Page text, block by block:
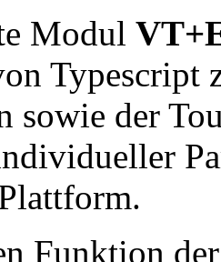
Modul
Typescript
sowie der
Funktion